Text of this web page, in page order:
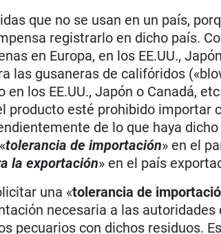
que no se usan en un país,
registrarlo en dicho país.
en Europa, en los EE.UU.,
las gusaneras de califóridos
los EE.UU., Japón o Canadá,
producto esté prohibido importar
de lo que haya
tolerancia de importación» en el
la exportación» en el país
una «tolerancia de
necesaria a las
pecuarios con dichos residuos.